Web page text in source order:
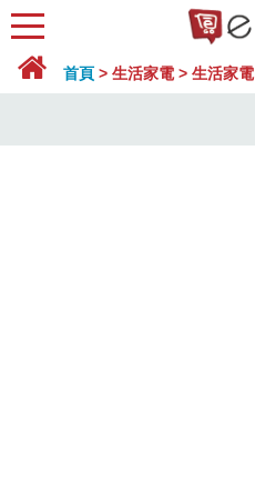
首頁 > 生活家電 > 生活家電